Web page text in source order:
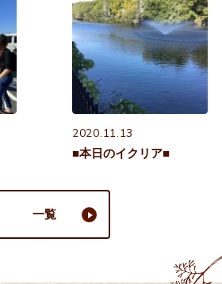
2020.11.13
■本日のイクリア■
一覧